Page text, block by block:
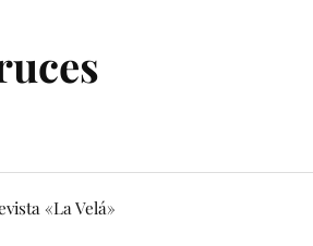
«La Velá»